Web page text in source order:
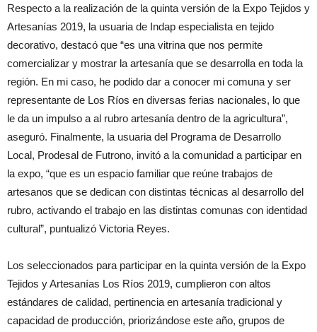
Respecto a la realización de la quinta versión de la Expo Tejidos y
Artesanías 2019, la usuaria de Indap especialista en tejido
decorativo, destacó que “es una vitrina que nos permite
comercializar y mostrar la artesanía que se desarrolla en toda la
región. En mi caso, he podido dar a conocer mi comuna y ser
representante de Los Ríos en diversas ferias nacionales, lo que
le da un impulso a al rubro artesanía dentro de la agricultura”,
aseguró. Finalmente, la usuaria del Programa de Desarrollo
Local, Prodesal de Futrono, invitó a la comunidad a participar en
la expo, “que es un espacio familiar que reúne trabajos de
artesanos que se dedican con distintas técnicas al desarrollo del
rubro, activando el trabajo en las distintas comunas con identidad
cultural”, puntualizó Victoria Reyes.
Los seleccionados para participar en la quinta versión de la Expo
Tejidos y Artesanías Los Ríos 2019, cumplieron con altos
estándares de calidad, pertinencia en artesanía tradicional y
capacidad de producción, priorizándose este año, grupos de